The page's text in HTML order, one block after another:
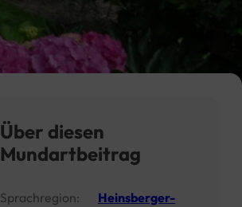
Über diesen
Mundartbeitrag
Sprachregion:
Heinsberger-